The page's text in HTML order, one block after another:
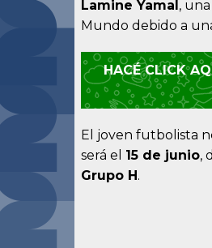
Lamine Yamal ,
Mundo debido a
HACÉ CLICK
El joven futbolista
será el 15 de junio,
Grupo H .